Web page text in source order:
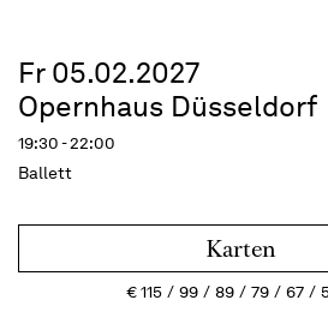
Fr 05.02.2027
Opernhaus Düsseldorf
19:30 - 22:00
Ballett
Karten
€115 99 89 79 67